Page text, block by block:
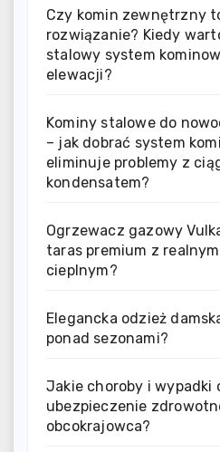
Czy komin zewnętrzny
rozwiązanie? Kiedy
stalowy system
elewacji?
Kominy stalowe do
– jak dobrać system
eliminuje problemy z
kondensatem?
Ogrzewacz gazowy
taras premium z
cieplnym?
Elegancka odzież
ponad sezonami?
Jakie choroby i wypadki
ubezpieczenie
obcokrajowca?